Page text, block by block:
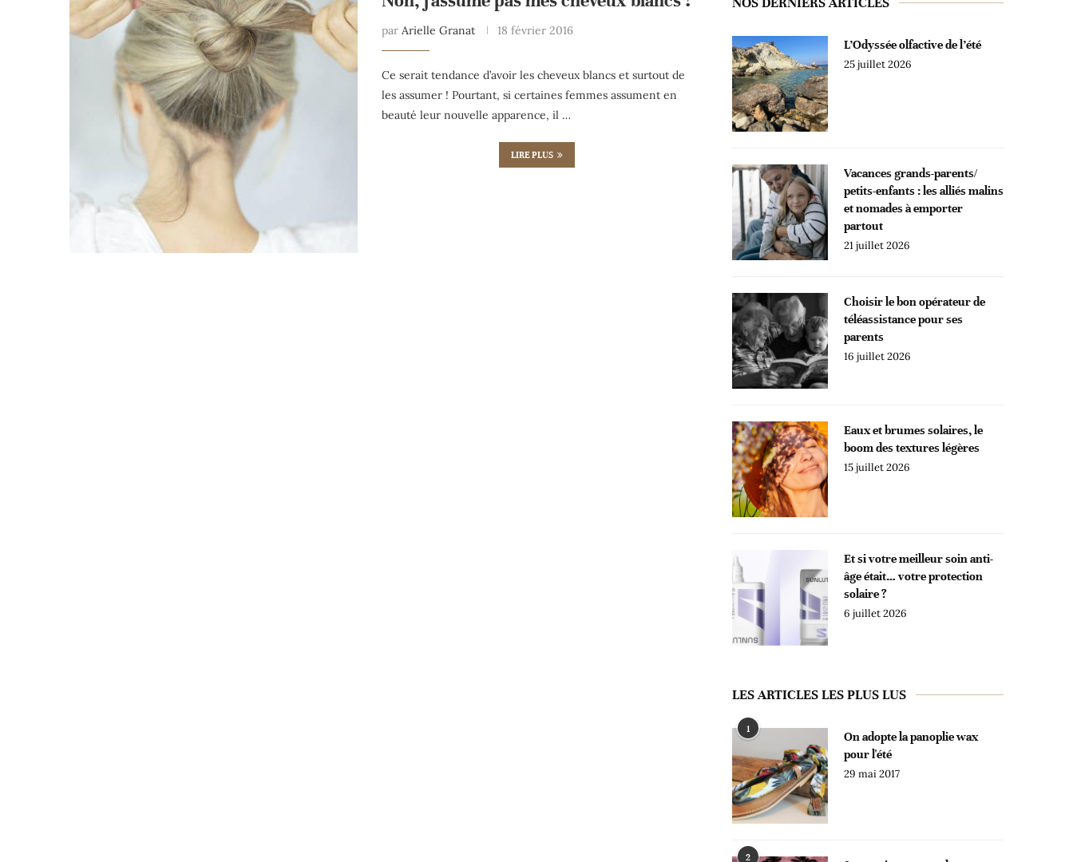
par Arielle Granat 18 février 2016
Ce serait tendance d’avoir les cheveux blancs et surtout de
les assumer ! Pourtant, si certaines femmes assument en
beauté leur nouvelle apparence, il …
LIRE PLUS
L’Odyssée olfactive de l’été
25 juillet 2026
Vacances grands-parents/
petits-enfants : les alliés malins
et nomades à emporter
partout
21 juillet 2026
Choisir le bon opérateur de
téléassistance pour ses
parents
16 juillet 2026
Eaux et brumes solaires, le
boom des textures légères
15 juillet 2026
Et si votre meilleur soin anti-
âge était… votre protection
solaire ?
6 juillet 2026
LES ARTICLES LES PLUS LUS
1
On adopte la panoplie wax
pour l'été
29 mai 2017
2